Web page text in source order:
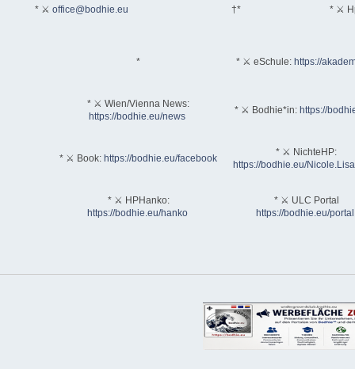
* ⚔ office@bodhie.eu †* * ⚔
* * ⚔ eSchule: https://
* ⚔ Wien/Vienna News:
https://bodhie.eu/news
* ⚔ Bodhie*in: https://
* ⚔ Book: https://bodhie.eu/facebook
* ⚔ NichteHP:
https://bodhie.eu/
* ⚔ HPHanko:
https://bodhie.eu/hanko
* ⚔ ULC Portal
https://bodhie.eu/portal